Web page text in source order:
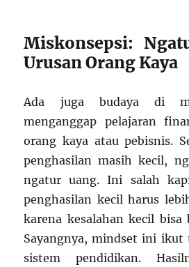
Miskonsepsi:
Urusan Orang Kaya
Ada juga budaya di
menganggap pelajaran
orang kaya atau pebisnis.
penghasilan masih kecil,
ngatur uang. Ini salah
penghasilan kecil harus
karena kesalahan kecil bisa
Sayangnya, mindset ini ikut
sistem pendidikan.